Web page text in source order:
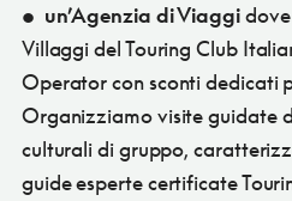
• un’Agenzia di Viaggidove
Villaggi del Touring Club
Operator con sconti dedicati
Organizziamo visite guidate
culturali di gruppo,
guide esperte certificate